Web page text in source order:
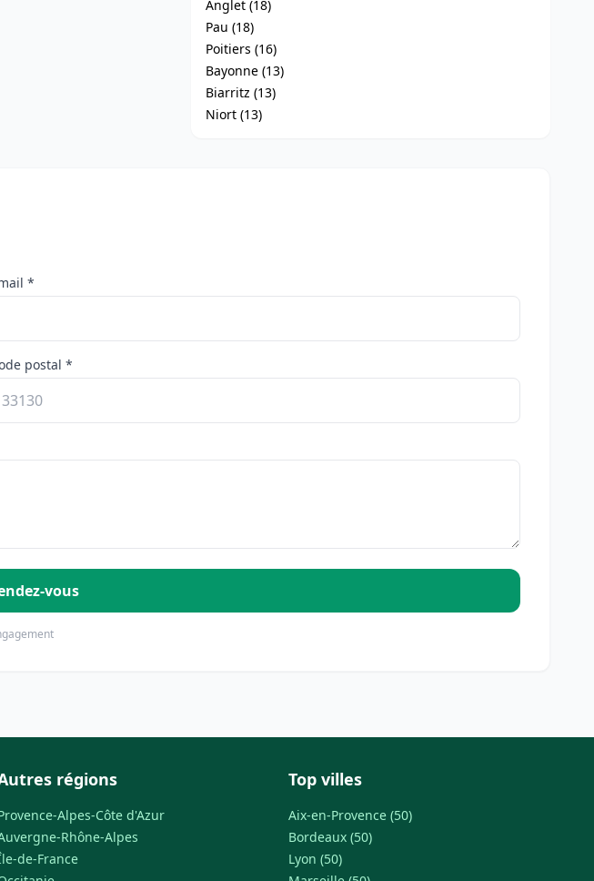
Anglet (18)
Pau (18)
Poitiers (16)
Bayonne (13)
Biarritz (13)
Niort (13)
*
postal *
vous
régions
Alpes-Côte d'Azur
Rhône-Alpes
de-France
Top villes
Aix-en-Provence (50)
Bordeaux (50)
Lyon (50)